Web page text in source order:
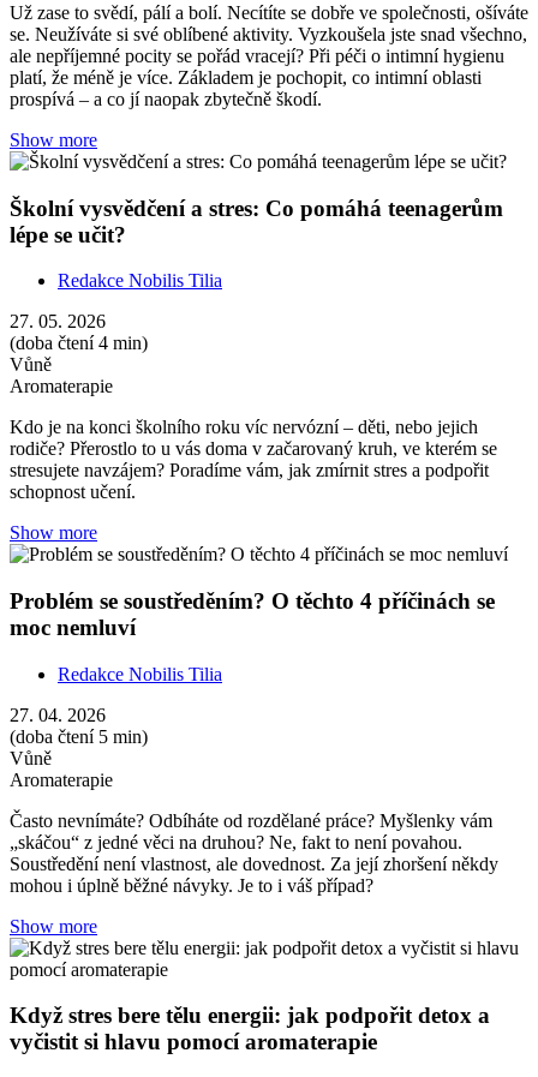
Už zase to svědí, pálí a bolí. Necítíte se dobře ve společnosti, ošíváte
se. Neužíváte si své oblíbené aktivity. Vyzkoušela jste snad všechno,
ale nepříjemné pocity se pořád vracejí? Při péči o intimní hygienu
platí, že méně je více. Základem je pochopit, co intimní oblasti
prospívá – a co jí naopak zbytečně škodí.
Show more
Školní vysvědčení a stres: Co pomáhá teenagerům
lépe se učit?
Redakce Nobilis Tilia
27. 05. 2026
(doba čtení 4 min)
Vůně
Aromaterapie
Kdo je na konci školního roku víc nervózní – děti, nebo jejich
rodiče? Přerostlo to u vás doma v začarovaný kruh, ve kterém se
stresujete navzájem? Poradíme vám, jak zmírnit stres a podpořit
schopnost učení.
Show more
Problém se soustředěním? O těchto 4 příčinách se
moc nemluví
Redakce Nobilis Tilia
27. 04. 2026
(doba čtení 5 min)
Vůně
Aromaterapie
Často nevnímáte? Odbíháte od rozdělané práce? Myšlenky vám
„skáčou“ z jedné věci na druhou? Ne, fakt to není povahou.
Soustředění není vlastnost, ale dovednost. Za její zhoršení někdy
mohou i úplně běžné návyky. Je to i váš případ?
Show more
Když stres bere tělu energii: jak podpořit detox a
vyčistit si hlavu pomocí aromaterapie